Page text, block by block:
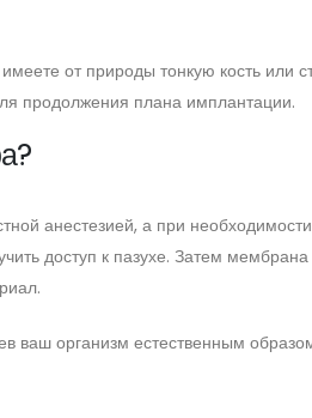
от природы тонкую кость или
продолжения плана имплантации.
анестезией, а при
доступ к пазухе. Затем
ваш организм естественным